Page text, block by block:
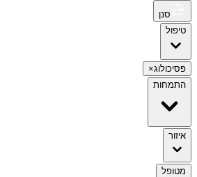
סנן
טיפול
פסיכולוג×
התמחות
איזור
מטופל